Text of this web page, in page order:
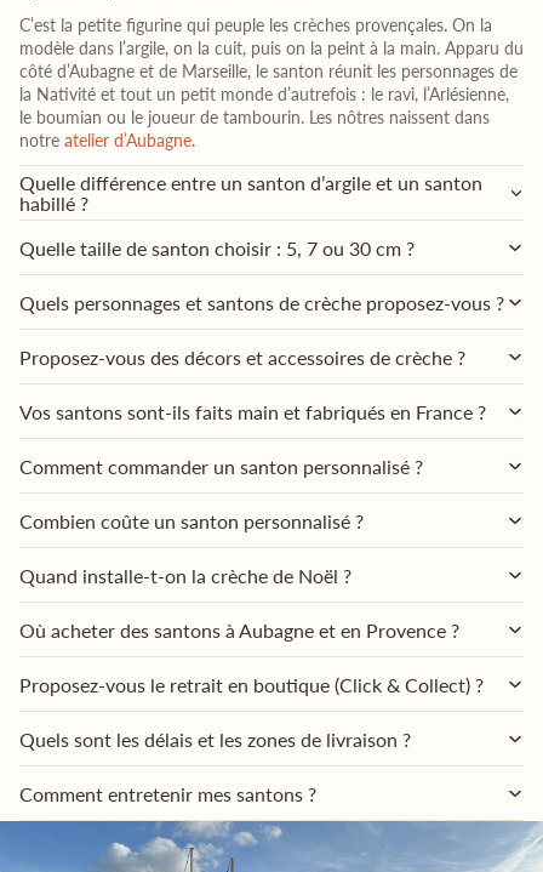
C’est la petite figurine qui peuple les crèches provençales. On la
modèle dans l’argile, on la cuit, puis on la peint à la main. Apparu du
côté d’Aubagne et de Marseille, le santon réunit les personnages de
la Nativité et tout un petit monde d’autrefois : le ravi, l’Arlésienne,
le boumian ou le joueur de tambourin. Les nôtres naissent dans
notre atelier d’Aubagne.
Quelle différence entre un santon d’argile et un santon
habillé ?
Quelle taille de santon choisir : 5, 7 ou 30 cm ?
Quels personnages et santons de crèche proposez-vous ?
Proposez-vous des décors et accessoires de crèche ?
Vos santons sont-ils faits main et fabriqués en France ?
Comment commander un santon personnalisé ?
Combien coûte un santon personnalisé ?
Quand installe-t-on la crèche de Noël ?
Où acheter des santons à Aubagne et en Provence ?
Proposez-vous le retrait en boutique (Click & Collect) ?
Quels sont les délais et les zones de livraison ?
Comment entretenir mes santons ?